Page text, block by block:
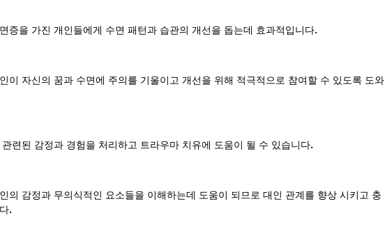
증을 가진 개인들에게 수면 패턴과 습관의 개선을 돕는데 효과적입니다.
이 자신의 꿈과 수면에 주의를 기울이고 개선을 위해 적극적으로 참여할 수 있도록 도와
련된 감정과 경험을 처리하고 트라우마 치유에 도움이 될 수 있습니다.
의 감정과 무의식적인 요소들을 이해하는데 도움이 되므로 대인 관계를 향상 시키고 충
.